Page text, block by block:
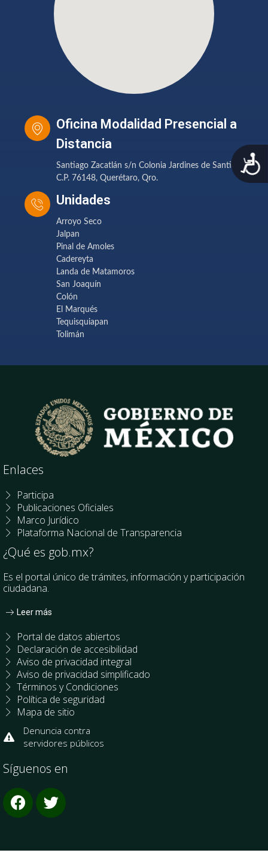
Oficina Modalidad Presencial a
Distancia
Santiago Zacatlán s/n Colonia Jardines de Santiago
C.P. 76148, Querétaro, Qro.
Unidades
Arroyo Seco
Jalpan
Pinal de Amoles
Cadereyta
Landa de Matamoros
San Joaquín
Colón
El Marqués
Tequisquiapan
Tolimán
Enlaces
Participa
Publicaciones Oficiales
Marco Jurídico
Plataforma Nacional de Transparencia
¿Qué es gob.mx?
Es el portal único de trámites, información y participación
ciudadana.
Leer más
Portal de datos abiertos
Declaración de accesibilidad
Aviso de privacidad integral
Aviso de privacidad simplificado
Términos y Condiciones
Política de seguridad
Mapa de sitio
Denuncia contra
servidores públicos
Síguenos en